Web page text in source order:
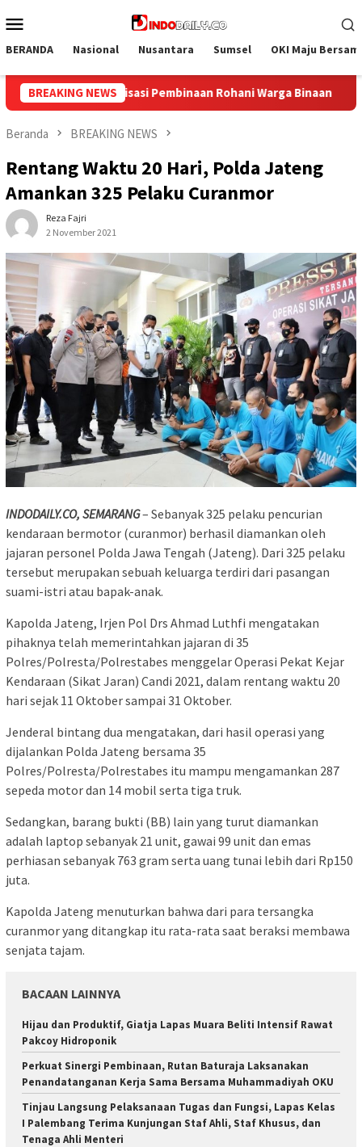
ke
Mobile
BERANDA Nasional Nusantara Sumsel OKI Maju
BREAKING NEWS
Binaan Bangun Kesamaan Persepsi, Lapas Narkotika
Beranda BREAKING NEWS
Rentang Waktu 20 Hari, Polda Jateng
Amankan 325 Pelaku Curanmor
Reza Fajri
2 November 2021
INDODAILY.CO, SEMARANG– Sebanyak 325 pelaku pencurian
kendaraan bermotor (curanmor) berhasil diamankan oleh
jajaran personel Polda Jawa Tengah (Jateng). Dari 325 pelaku
tersebut merupakan sebuah keluarga terdiri dari pasangan
suami-istri atau bapak-anak.
Kapolda Jateng, Irjen Pol Drs Ahmad Luthfi mengatakan
pihaknya telah memerintahkan jajaran di 35
Polres/Polresta/Polrestabes menggelar Operasi Pekat Kejar
Kendaraan (Sikat Jaran) Candi 2021, dalam rentang waktu 20
hari sejak 11 Oktober sampai 31 Oktober.
Jenderal bintang dua mengatakan, dari hasil operasi yang
dijalankan Polda Jateng bersama 35
Polres/Polresta/Polrestabes itu mampu mengamankan 287
sepeda motor dan 14 mobil serta tiga truk.
Sedangkan, barang bukti (BB) lain yang turut diamankan
adalah laptop sebanyak 21 unit, gawai 99 unit dan emas
perhiasan sebanyak 763 gram serta uang tunai lebih dari Rp150
juta.
Kapolda Jateng menuturkan bahwa dari para tersangka
curanmor yang ditangkap itu rata-rata saat beraksi membawa
senjata tajam.
BACAAN LAINNYA
Hijau dan Produktif, Giatja Lapas Muara Beliti Intensif Rawat
Pakcoy Hidroponik
Perkuat Sinergi Pembinaan, Rutan Baturaja Laksanakan
Penandatanganan Kerja Sama Bersama Muhammadiyah OKU
Tinjau Langsung Pelaksanaan Tugas dan Fungsi, Lapas Kelas
I Palembang Terima Kunjungan Staf Ahli, Staf Khusus, dan
Tenaga Ahli Menteri